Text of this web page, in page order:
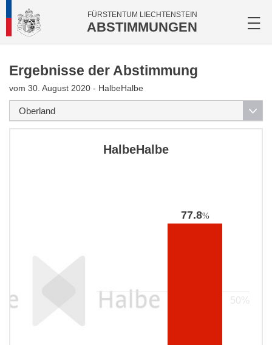
FÜRSTENTUM LIECHTENSTEIN
ABSTIMMUNGEN
Ergebnisse der Abstimmung
vom 30. August 2020 - HalbeHalbe
HalbeHalbe
77.8%